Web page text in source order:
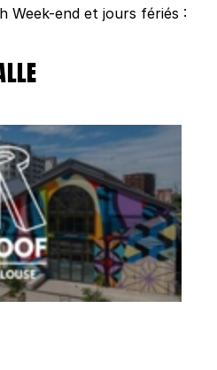
Week-end et jours fériés :